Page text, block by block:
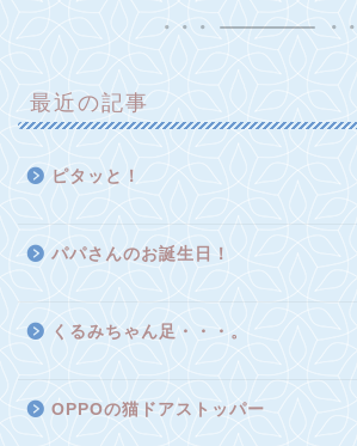
最近の記事
ピタッと！
パパさんのお誕生日！
くるみちゃん足・・・。
OPPOの猫ドアストッパー